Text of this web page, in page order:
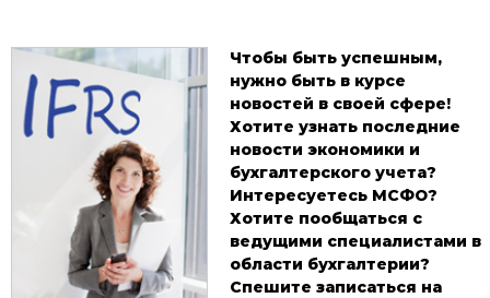
Чтобы быть успешным,
нужно быть в курсе
новостей в своей сфере!
Хотите узнать последние
новости экономики и
бухгалтерского учета?
Интересуетесь МСФО?
Хотите пообщаться с
ведущими специалистами в
области бухгалтерии?
Спешите записаться на